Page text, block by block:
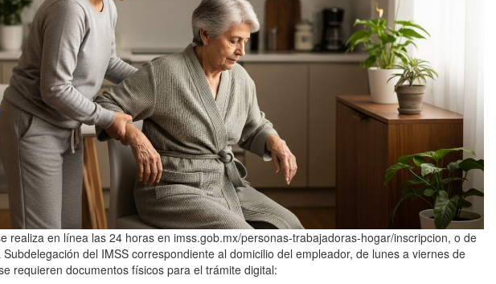
realiza en línea las 24 horas en imss.gob.mx/personas-trabajadoras-hogar/inscripcion, o de
del IMSS correspondiente al domicilio del empleador, de lunes a viernes de
requieren documentos físicos para el trámite digital: